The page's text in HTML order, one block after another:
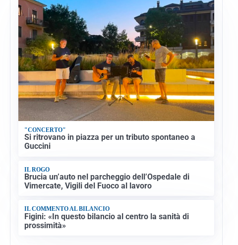
"CONCERTO"
Si ritrovano in piazza per un tributo spontaneo a
Guccini
IL ROGO
Brucia un’auto nel parcheggio dell’Ospedale di
Vimercate, Vigili del Fuoco al lavoro
IL COMMENTO AL BILANCIO
Figini: «In questo bilancio al centro la sanità di
prossimità»